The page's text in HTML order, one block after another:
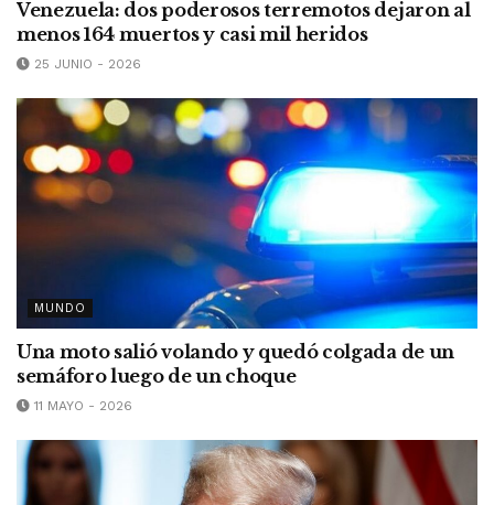
Venezuela: dos poderosos terremotos dejaron al
menos 164 muertos y casi mil heridos
25 JUNIO - 2026
MUNDO
Una moto salió volando y quedó colgada de un
semáforo luego de un choque
11 MAYO - 2026